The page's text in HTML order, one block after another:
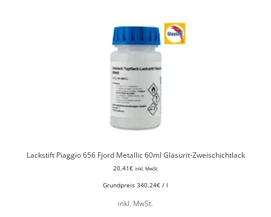
Lackstift Piaggio 656 Fjord Metallic 60ml Glasurit-Zweischichtlack
20,41€ inkl. MwSt.
Grundpreis 340,24€ / l
inkl. MwSt.